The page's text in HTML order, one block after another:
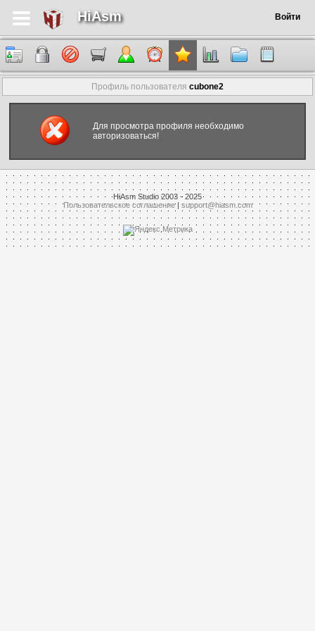
HiAsm Войти
Профиль пользователя cubone2
Для просмотра профиля необходимо
авторизоваться!
HiAsm Studio 2003 - 2025
Пользовательское соглашение| support@hiasm.com